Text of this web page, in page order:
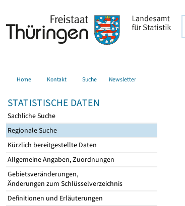
Home Kontakt Suche Newsletter
STATISTISCHE DATEN
Sachliche Suche
Regionale Suche
Kürzlich bereitgestellte Daten
Allgemeine Angaben, Zuordnungen
Gebietsveränderungen,
Änderungen zum Schlüsselverzeichnis
Definitionen und Erläuterungen